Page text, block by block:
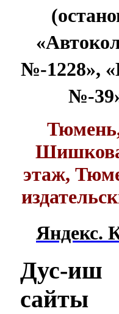
№-1228»,
№-
этаж,
Яндекс.
Дус-иш
сайты